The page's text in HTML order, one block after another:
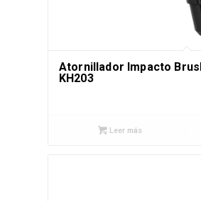
Atornillador Impacto
KH203
Leer más